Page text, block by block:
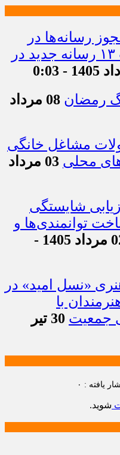
رسانه‌ها در
خراسان شمالی / فعالیت ۱۳ رسانه جدید در
رمضان
08 مرداد
مشاغل خانگی
محلی
03 مرداد
شایستگی
توانمندی‌ها و
02 مرداد 1405 -
«نسل امید» در
با
جمعیت
30 تیر
یافته : ۰
شوید.